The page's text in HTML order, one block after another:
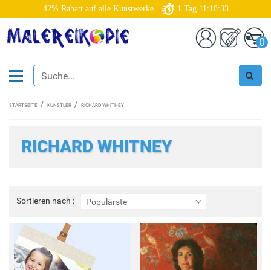
42% Rabatt auf alle Kunstwerke 1 Tag 11:18:32
0
STARTSEITE KÜNSTLER RICHARD WHITNEY
RICHARD WHITNEY
Sortieren nach : Populärste
Sortieren
nach